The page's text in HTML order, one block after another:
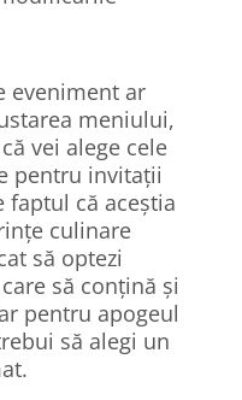
eveniment ar
meniului,
vei alege cele
pentru invitații
că aceștia
culinare
să optezi
să conțină și
pentru apogeul
să alegi un